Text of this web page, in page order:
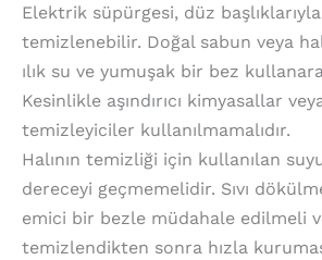
Elektrik süpürgesi, düz
temizlenebilir. Doğal sabun veya
ılık su ve yumuşak bir bez
Kesinlikle aşındırıcı kimyasallar
temizleyiciler kullanılmamalıdır.
Halının temizliği için kullanılan
dereceyi geçmemelidir. Sıvı
emici bir bezle müdahale edilmeli
temizlendikten sonra hızla